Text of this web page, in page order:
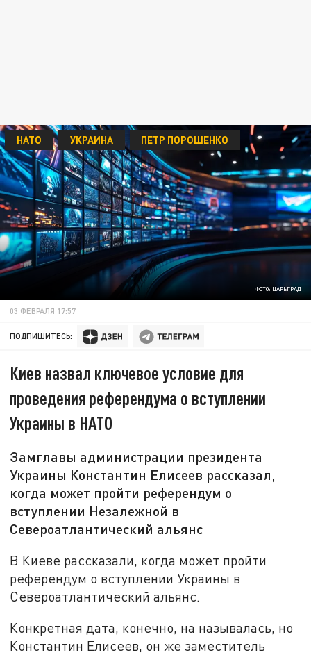
ФОТО: ЦАРЬГРАД
НАТО УКРАИНА ПЕТР ПОРОШЕНКО
03 ФЕВРАЛЯ 17:57
ПОДПИШИТЕСЬ:
Киев назвал ключевое условие для
проведения референдума о вступлении
Украины в НАТО
Замглавы администрации президента
Украины Константин Елисеев рассказал,
когда может пройти референдум о
вступлении Незалежной в
Североатлантический альянс
В Киеве рассказали, когда может пройти
референдум о вступлении Украины в
Североатлантический альянс.
Конкретная дата, конечно, на называлась, но
Константин Елисеев, он же заместитель